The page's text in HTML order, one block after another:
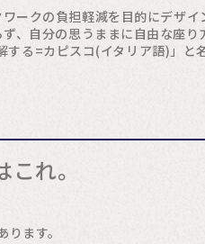
ークの負担軽減を目的にデザイ
、自分の思うままに自由な座り
る=カピスコ(イタリア語)」と
れ。
ます。